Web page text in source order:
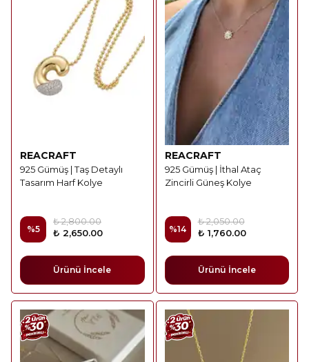
REACRAFT
925 Gümüş | Taş Detaylı
Tasarım Harf Kolye
%5
₺ 2,800.00
₺ 2,650.00
Ürünü İncele
REACRAFT
925 Gümüş | İthal Ataç
Zincirli Güneş Kolye
%14
₺ 2,050.00
₺ 1,760.00
Ürünü İncele